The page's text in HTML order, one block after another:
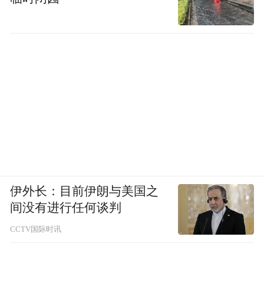
伊外长：目前伊朗与美国之
间没有进行任何谈判
CCTV国际时讯